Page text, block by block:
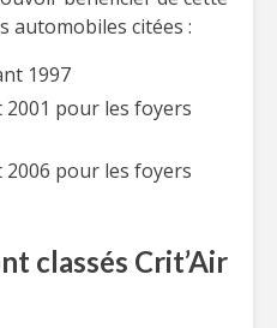
automobiles citées :
1997
2001 pour les foyers
2006 pour les foyers
classés Crit’Air